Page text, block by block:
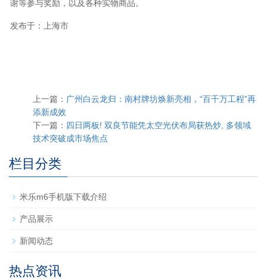
谢等参与奖励，以及各种实物商品。
发布于：上海市
上一篇： 广州白云龙归：南村牌坊焕新亮相，“百千万工程”再
添新成效
下一篇： 四日两板! 双良节能凭太空光伏布局获热炒, 多领域
技术突破成市场焦点
栏目分类
米乐m6手机版下载介绍
产品展示
新闻动态
热点资讯